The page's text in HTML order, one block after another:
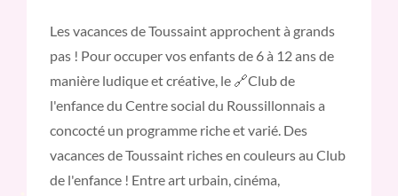
Les vacances de Toussaint approchent à grands
pas ! Pour occuper vos enfants de 6 à 12 ans de
manière ludique et créative, le 🔗Club de
l'enfance du Centre social du Roussillonnais a
concocté un programme riche et varié. Des
vacances de Toussaint riches en couleurs au Club
de l'enfance ! Entre art urbain, cinéma,